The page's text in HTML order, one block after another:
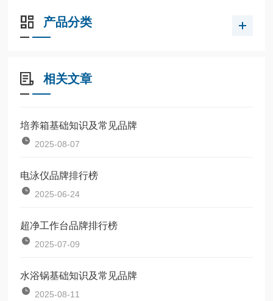
产品分类
相关文章
培养箱基础知识及常见品牌
2025-08-07
电泳仪品牌排行榜
2025-06-24
超净工作台品牌排行榜
2025-07-09
水浴锅基础知识及常见品牌
2025-08-11